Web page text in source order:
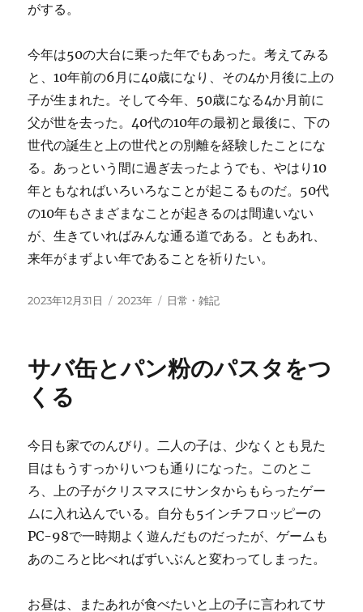
がする。
今年は50の大台に乗った年でもあった。考えてみる
と、10年前の6月に40歳になり、その4か月後に上の
子が生まれた。そして今年、50歳になる4か月前に
父が世を去った。40代の10年の最初と最後に、下の
世代の誕生と上の世代との別離を経験したことにな
る。あっという間に過ぎ去ったようでも、やはり10
年ともなればいろいろなことが起こるものだ。50代
の10年もさまざまなことが起きるのは間違いない
が、生きていればみんな通る道である。ともあれ、
来年がまずよい年であることを祈りたい。
投
2023年12月31日
カ
ー
2023年
タ
日常・雑記
サバ缶とパン粉のパスタをつ
くる
今日も家でのんびり。二人の子は、少なくとも見た
目はもうすっかりいつも通りになった。このとこ
ろ、上の子がクリスマスにサンタからもらったゲー
ムに入れ込んでいる。自分も5インチフロッピーの
PC-98で一時期よく遊んだものだったが、ゲームも
あのころと比べればずいぶんと変わってしまった。
お昼は、またあれが食べたいと上の子に言われてサ